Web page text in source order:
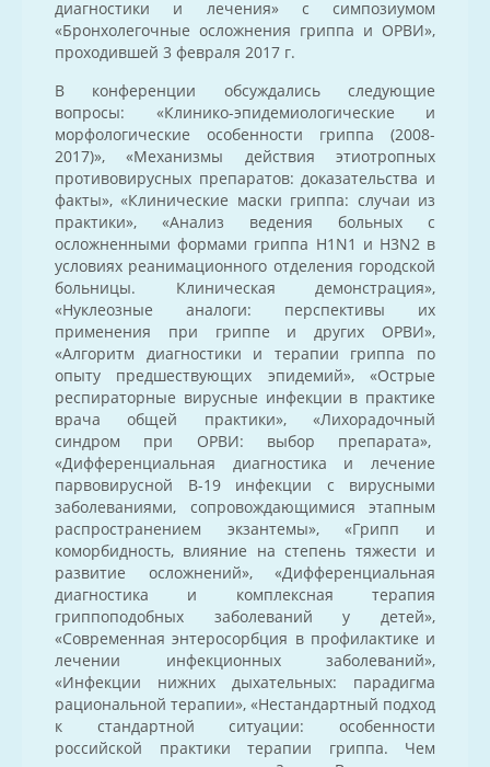
диагностики и лечения» с симпозиумом
«Бронхолегочные осложнения гриппа и ОРВИ»,
проходившей 3 февраля 2017 г.
В конференции обсуждались следующие
вопросы: «Клинико-эпидемиологические и
морфологические особенности гриппа (2008-
2017)», «Механизмы действия этиотропных
противовирусных препаратов: доказательства и
факты», «Клинические маски гриппа: случаи из
практики», «Анализ ведения больных с
осложненными формами гриппа H1N1 и H3N2 в
условиях реанимационного отделения городской
больницы. Клиническая демонстрация»,
«Нуклеозные аналоги: перспективы их
применения при гриппе и других ОРВИ»,
«Алгоритм диагностики и терапии гриппа по
опыту предшествующих эпидемий», «Острые
респираторные вирусные инфекции в практике
врача общей практики», «Лихорадочный
синдром при ОРВИ: выбор препарата»,
«Дифференциальная диагностика и лечение
парвовирусной В-19 инфекции с вирусными
заболеваниями, сопровождающимися этапным
распространением экзантемы», «Грипп и
коморбидность, влияние на степень тяжести и
развитие осложнений», «Дифференциальная
диагностика и комплексная терапия
гриппоподобных заболеваний у детей»,
«Современная энтеросорбция в профилактике и
лечении инфекционных заболеваний»,
«Инфекции нижних дыхательных: парадигма
рациональной терапии», «Нестандартный подход
к стандартной ситуации: особенности
российской практики терапии гриппа. Чем